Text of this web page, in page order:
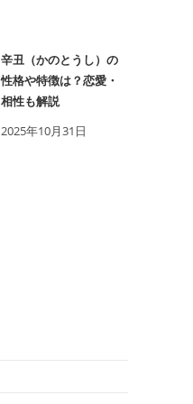
辛丑（かのとうし）の
性格や特徴は？恋愛・
相性も解説
2025年10月31日